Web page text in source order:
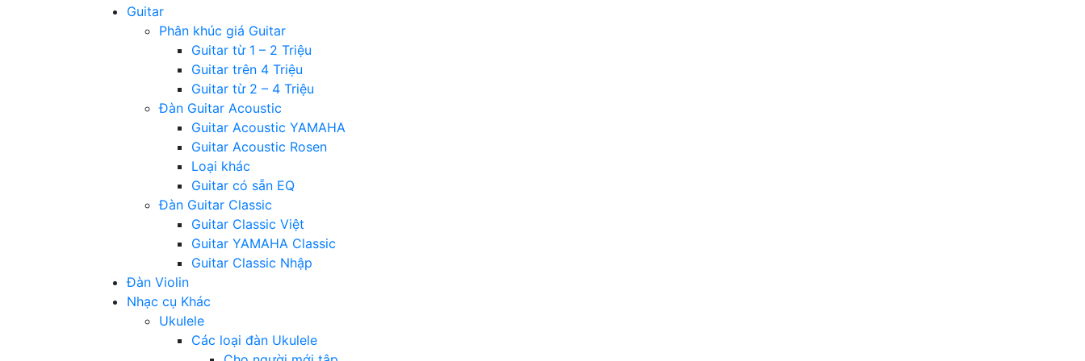
Guitar
Phân khúc giá Guitar
Guitar từ 1 – 2 Triệu
Guitar trên 4 Triệu
Guitar từ 2 – 4 Triệu
Đàn Guitar Acoustic
Guitar Acoustic YAMAHA
Guitar Acoustic Rosen
Loại khác
Guitar có sẵn EQ
Đàn Guitar Classic
Guitar Classic Việt
Guitar YAMAHA Classic
Guitar Classic Nhập
Đàn Violin
Nhạc cụ Khác
Ukulele
Các loại đàn Ukulele